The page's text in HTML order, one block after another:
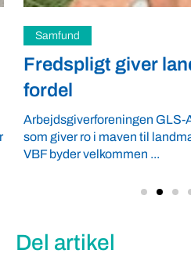
Samfund
Fredspligt giver
fordel
Arbejdsgiverforeningen GLS-
som giver ro i maven til
VBF byder velkommen ...
Del artikel